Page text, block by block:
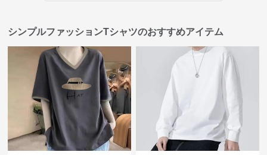
シンプルファッションTシャツのおすすめアイテム